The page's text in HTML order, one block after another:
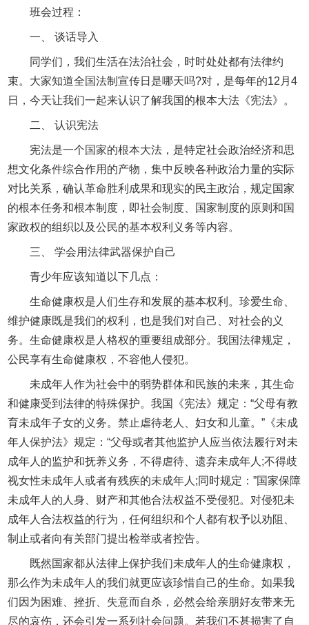
班会过程：
一、 谈话导入
同学们，我们生活在法治社会，时时处处都有法律约
束。大家知道全国法制宣传日是哪天吗?对，是每年的12月4
日，今天让我们一起来认识了解我国的根本大法《宪法》。
二、 认识宪法
宪法是一个国家的根本大法，是特定社会政治经济和思
想文化条件综合作用的产物，集中反映各种政治力量的实际
对比关系，确认革命胜利成果和现实的民主政治，规定国家
的根本任务和根本制度，即社会制度、国家制度的原则和国
家政权的组织以及公民的基本权利义务等内容。
三、 学会用法律武器保护自己
青少年应该知道以下几点：
生命健康权是人们生存和发展的基本权利。珍爱生命、
维护健康既是我们的权利，也是我们对自己、对社会的义
务。生命健康权是人格权的重要组成部分。我国法律规定，
公民享有生命健康权，不容他人侵犯。
未成年人作为社会中的弱势群体和民族的未来，其生命
和健康受到法律的特殊保护。我国《宪法》规定：“父母有教
育未成年子女的义务。禁止虐待老人、妇女和儿童。”《未成
年人保护法》规定：“父母或者其他监护人应当依法履行对未
成年人的监护和抚养义务，不得虐待、遗弃未成年人;不得歧
视女性未成年人或者有残疾的未成年人;同时规定：”国家保障
未成年人的人身、财产和其他合法权益不受侵犯。对侵犯未
成年人合法权益的行为，任何组织和个人都有权予以劝阻、
制止或者向有关部门提出检举或者控告。
既然国家都从法律上保护我们未成年人的生命健康权，
那么作为未成年人的我们就更应该珍惜自己的生命。如果我
们因为困难、挫折、失意而自杀，必然会给亲朋好友带来无
尽的哀伤，还会引发一系列社会问题。若我们不甚损害了自